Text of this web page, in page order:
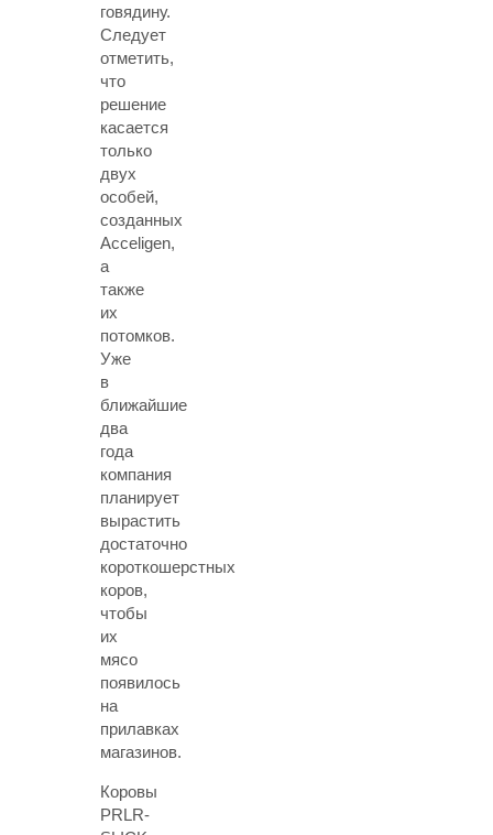
говядину.
Следует
отметить,
что
решение
касается
только
двух
особей,
созданных
Acceligen,
а
также
их
потомков.
Уже
в
ближайшие
два
года
компания
планирует
вырастить
достаточно
короткошерстных
коров,
чтобы
их
мясо
появилось
на
прилавках
магазинов.
Коровы
PRLR-